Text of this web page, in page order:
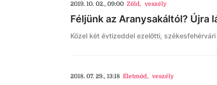
2019. 10. 02., 09:00 Zöld, veszély
Féljünk az Aranysakáltól? Újra
Közel két évtizeddel ezelőtti,
2018. 07. 29., 13:18 Életmód, veszély